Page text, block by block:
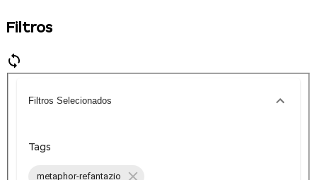
Filtros
Filtros Selecionados
Tags
metaphor-refantazio